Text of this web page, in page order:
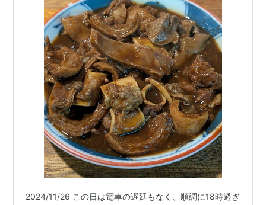
2024/11/26 この日は電車の遅延もなく、順調に18時過ぎ